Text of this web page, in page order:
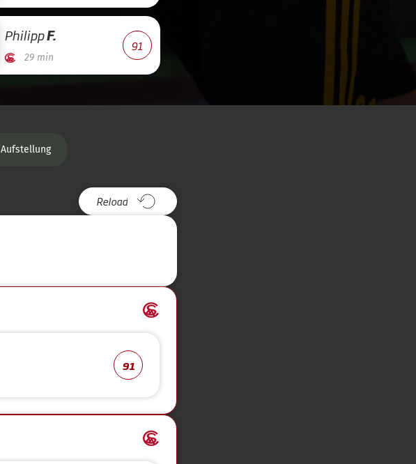
PhilippF.
29 min
91
Aufstellung
Reload
91